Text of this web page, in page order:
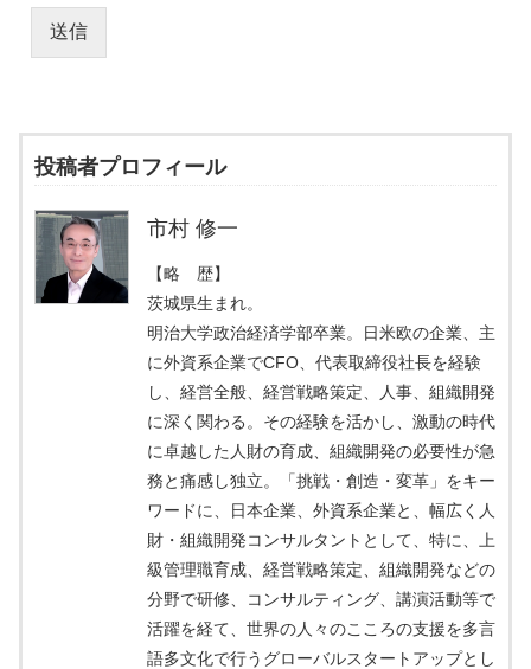
送信
投稿者プロフィール
市村 修一
【略 歴】
茨城県生まれ。
明治大学政治経済学部卒業。日米欧の企業、主
に外資系企業でCFO、代表取締役社長を経験
し、経営全般、経営戦略策定、人事、組織開発
に深く関わる。その経験を活かし、激動の時代
に卓越した人財の育成、組織開発の必要性が急
務と痛感し独立。「挑戦・創造・変革」をキー
ワードに、日本企業、外資系企業と、幅広く人
財・組織開発コンサルタントとして、特に、上
級管理職育成、経営戦略策定、組織開発などの
分野で研修、コンサルティング、講演活動等で
活躍を経て、世界の人々のこころの支援を多言
語多文化で行うグローバルスタートアップとし